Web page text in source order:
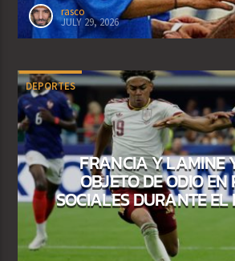
rasco
JULY 29, 2026
DEPORTES
FRANCIA Y LAMINE
OBJETO DE ODIO EN
SOCIALES DURANTE